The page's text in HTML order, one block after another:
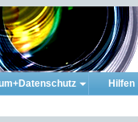
Hilfen